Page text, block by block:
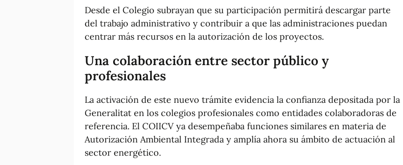
Desde el Colegio subrayan que su participación permitirá descargar parte
del trabajo administrativo y contribuir a que las administraciones puedan
centrar más recursos en la autorización de los proyectos.
Una colaboración entre sector público y
profesionales
La activación de este nuevo trámite evidencia la confianza depositada por la
Generalitat en los colegios profesionales como entidades colaboradoras de
referencia. El COIICV ya desempeñaba funciones similares en materia de
Autorización Ambiental Integrada y amplía ahora su ámbito de actuación al
sector energético.